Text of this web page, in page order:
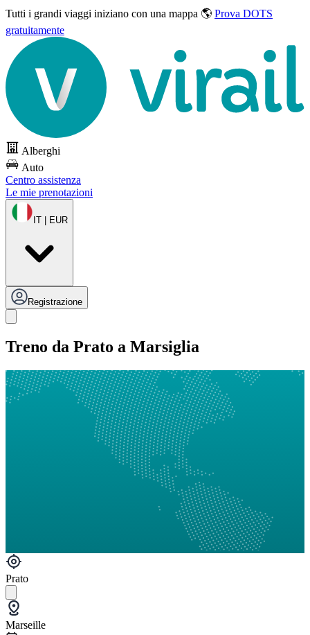
Tutti i grandi viaggi iniziano con una mappa 🌎 Prova DOTS
gratuitamente
Alberghi
Auto
Centro assistenza
Le mie prenotazioni
IT | EUR
Registrazione
Treno da Prato a Marsiglia
Prato
Marseille